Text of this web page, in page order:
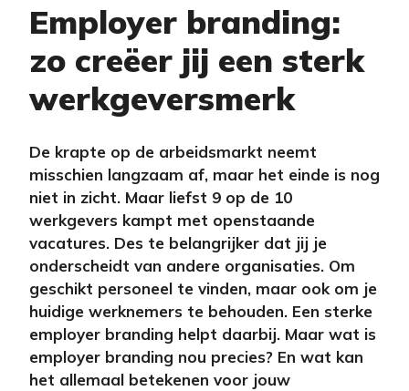
Employer branding:
zo creëer jij een sterk
werkgeversmerk
De krapte op de arbeidsmarkt neemt
misschien langzaam af, maar het einde is nog
niet in zicht. Maar liefst 9 op de 10
werkgevers kampt met openstaande
vacatures. Des te belangrijker dat jij je
onderscheidt van andere organisaties. Om
geschikt personeel te vinden, maar ook om je
huidige werknemers te behouden. Een sterke
employer branding helpt daarbij. Maar wat is
employer branding nou precies? En wat kan
het allemaal betekenen voor jouw